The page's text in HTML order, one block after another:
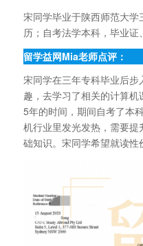
宋同学毕业于陕西师范大
历；自考法学本科，毕业证
留学益网Mia老师点评：
宋同学在三年专科毕业后
趣，去学习了相关的计算
5年的时间，期间自考了本
机行业里发光发热，需要
础知识。宋同学希望就读性